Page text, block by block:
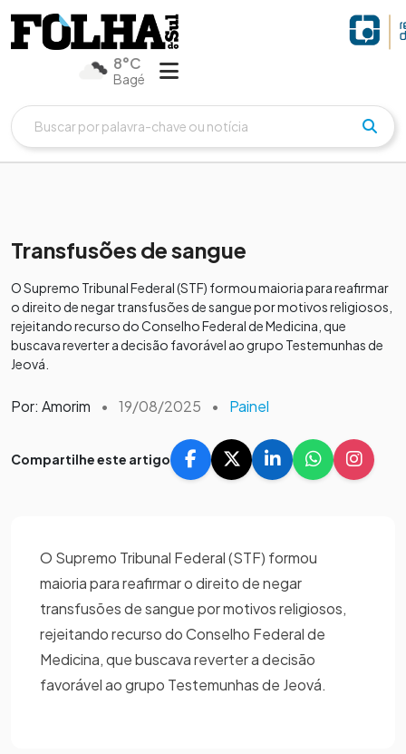
8°C
Bagé
Transfusões de sangue
O Supremo Tribunal Federal (STF) formou maioria para reafirmar
o direito de negar transfusões de sangue por motivos religiosos,
rejeitando recurso do Conselho Federal de Medicina, que
buscava reverter a decisão favorável ao grupo Testemunhas de
Jeová.
Por: Amorim • 19/08/2025 • Painel
Compartilhe este artigo
O Supremo Tribunal Federal (STF) formou
maioria para reafirmar o direito de negar
transfusões de sangue por motivos religiosos,
rejeitando recurso do Conselho Federal de
Medicina, que buscava reverter a decisão
favorável ao grupo Testemunhas de Jeová.